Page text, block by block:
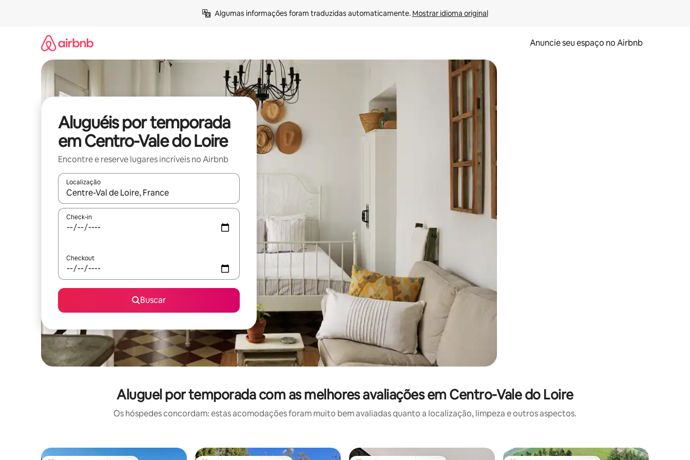
Algumas informações foram traduzidas automaticamente. Mostrar idioma original
Anuncie seu espaço no Airbnb
Aluguéis por temporada
em Centro-Vale do Loire
Encontre e reserve lugares incríveis no Airbnb
Localização
Quando os resultados estiverem disponíveis, explore-os usando as seta para cima e para baixo do teclado ou tocando e deslizando o dedo na tela.
Check-in
Checkout
Buscar
Aluguel por temporada com as melhores avaliações em Centro-Vale do Loire
Os hóspedes concordam: estas acomodações foram muito bem avaliadas quanto a localização, limpeza e outros aspectos.